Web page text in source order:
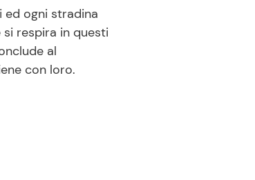
ed ogni stradina
respira in questi
al
con loro.